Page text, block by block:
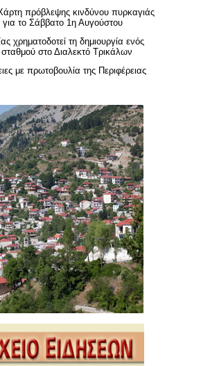
πρόβλεψης κινδύνου πυρκαγιάς
για το Σάββατο 1η Αυγούστου
χρηματοδοτεί τη δημιουργία ενός
στο Διαλεκτό Τρικάλων
με πρωτοβουλία της Περιφέρειας